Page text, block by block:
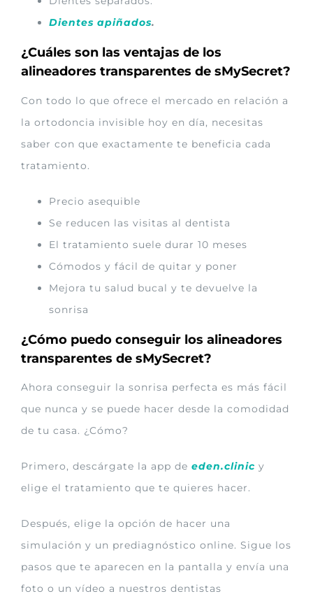
Dientes apiñados.
¿Cuáles son las ventajas de los
alineadores transparentes de sMySecret?
Con todo lo que ofrece el mercado en relación a
la ortodoncia invisible hoy en día, necesitas
saber con que exactamente te beneficia cada
tratamiento.
Precio asequible
Se reducen las visitas al dentista
El tratamiento suele durar 10 meses
Cómodos y fácil de quitar y poner
Mejora tu salud bucal y te devuelve la
sonrisa
¿Cómo puedo conseguir los alineadores
transparentes de sMySecret?
Ahora conseguir la sonrisa perfecta es más fácil
que nunca y se puede hacer desde la comodidad
de tu casa. ¿Cómo?
Primero, descárgate la app de eden.clinic y
elige el tratamiento que te quieres hacer.
Después, elige la opción de hacer una
simulación y un prediagnóstico online. Sigue los
pasos que te aparecen en la pantalla y envía una
foto o un vídeo a nuestros dentistas